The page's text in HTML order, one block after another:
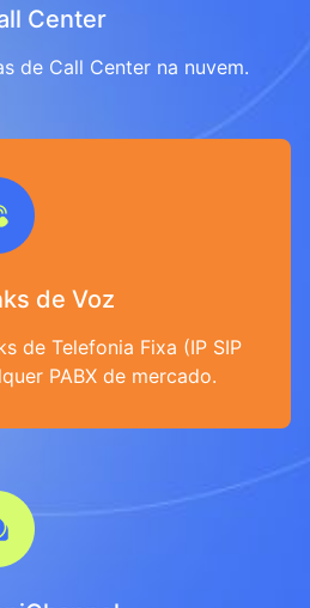
de Voz
de Telefonia Fixa (IP SIP
PABX de mercado.
Center
de Call Center na nuvem.